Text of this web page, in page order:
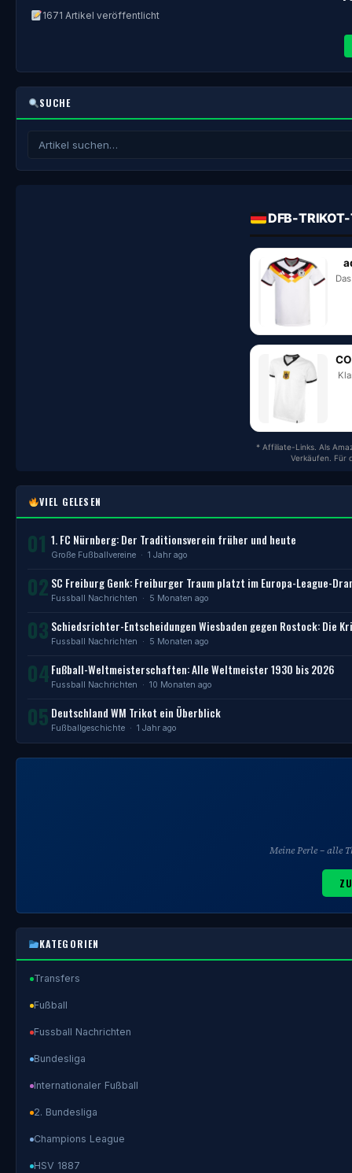
1671 Artikel veröffentlicht
SUCHE
DFB-
* Affiliate-Links. Als
Verkäufen. Für
VIEL GELESEN
01 1. FC Nürnberg: Der Traditionsverein früher und heute
Große Fußballvereine · 1 Jahr ago
02 SC Freiburg Genk: Freiburger Traum platzt im Europa-League-
Fussball Nachrichten · 5 Monaten ago
03 Schiedsrichter-Entscheidungen Wiesbaden gegen Rostock: Die
Fussball Nachrichten · 5 Monaten ago
04 Fußball-Weltmeisterschaften: Alle Weltmeister 1930 bis 2026
Fussball Nachrichten · 10 Monaten ago
05 Deutschland WM Trikot ein Überblick
Fußballgeschichte · 1 Jahr ago
Meine Perle – alle
KATEGORIEN
Transfers
Fußball
Fussball Nachrichten
Bundesliga
Internationaler Fußball
2. Bundesliga
Champions League
HSV 1887